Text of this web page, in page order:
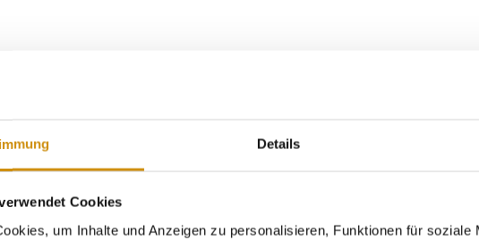
Details
Cookies
um Inhalte und Anzeigen zu personalisieren, Funktionen für soziale
ganze Jahr über tolle Veranstaltungen – von Stadtfesten
Festivals. Ein besonderes Highlight ist das
gekrönter Gewinner des Theaterpreises des Bundes zeigt
in Deutschland gehört.